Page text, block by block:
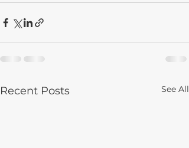
Recent Posts See All